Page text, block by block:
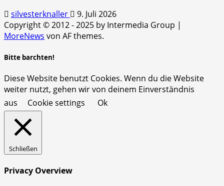
silvesterknaller
9. Juli 2026
Copyright © 2012 - 2025 by Intermedia Group |
MoreNews von AF themes.
Bitte barchten!
Diese Website benutzt Cookies. Wenn du die Website
weiter nutzt, gehen wir von deinem Einverständnis
aus
Cookie settings Ok
Schließen
Privacy Overview